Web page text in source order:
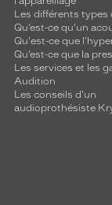
Les différents types
Qu’est-ce qu'un
Qu'est-ce que
Qu’est-ce que la
Les services et les
Audition
Les conseils d'un
audioprothésiste